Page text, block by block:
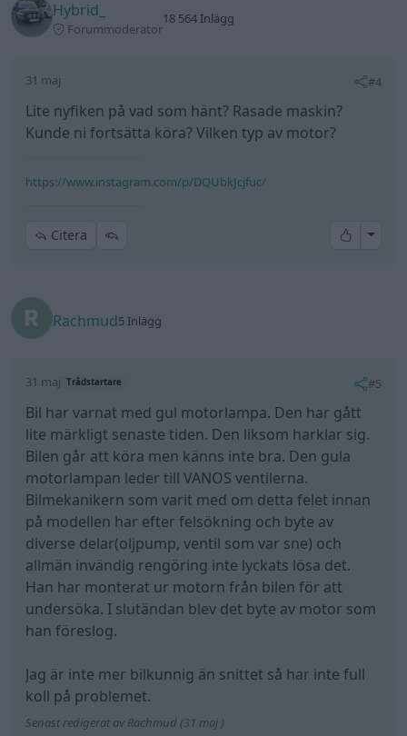
Hybrid_
Forummoderator
18 564 Inlägg
31 maj #4
Lite nyfiken på vad som hänt? Rasade maskin?
Kunde ni fortsätta köra? Vilken typ av motor?
https://www.instagram.com/p/DQUbkJcjfuc/
Citera All
Rachmud5 Inlägg
31 maj Trådstartare #5
Bil har varnat med gul motorlampa. Den har gått
lite märkligt senaste tiden. Den liksom harklar sig.
Bilen går att köra men känns inte bra. Den gula
motorlampan leder till VANOS ventilerna.
Bilmekanikern som varit med om detta felet innan
på modellen har efter felsökning och byte av
diverse delar(oljpump, ventil som var sne) och
allmän invändig rengöring inte lyckats lösa det.
Han har monterat ur motorn från bilen för att
undersöka. I slutändan blev det byte av motor som
han föreslog.
Jag är inte mer bilkunnig än snittet så har inte full
koll på problemet.
Senast redigerat av Rachmud (31 maj )